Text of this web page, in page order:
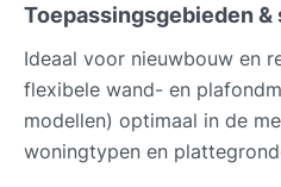
Toepassingsgebieden &
Ideaal voor nieuwbouw en
flexibele wand- en
modellen) optimaal in de
woningtypen en